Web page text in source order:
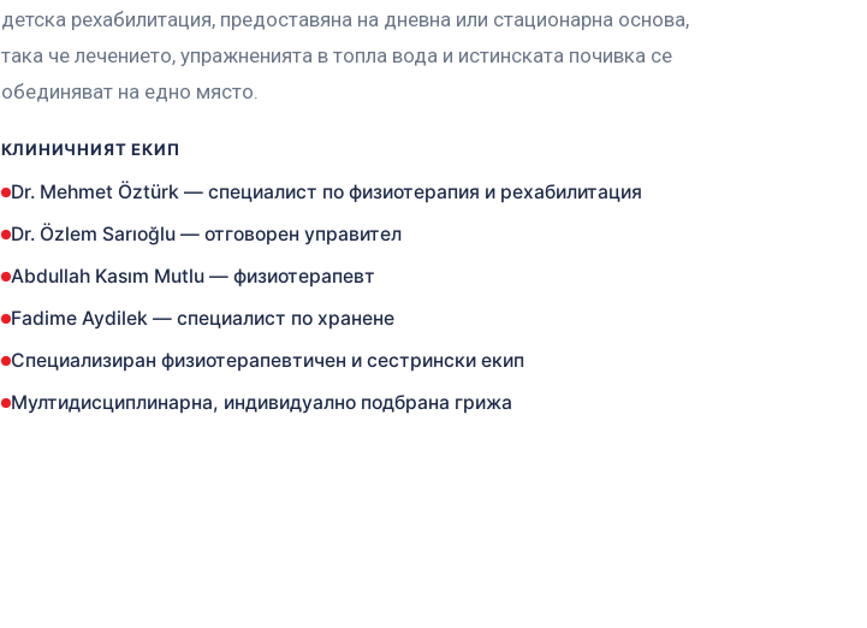
детска рехабилитация, предоставяна на дневна или стационарна основа,
така че лечението, упражненията в топла вода и истинската почивка се
обединяват на едно място.
КЛИНИЧНИЯТ ЕКИП
Dr. Mehmet Öztürk — специалист по физиотерапия и рехабилитация
Dr. Özlem Sarıoğlu — отговорен управител
Abdullah Kasım Mutlu — физиотерапевт
Fadime Aydilek — специалист по хранене
Специализиран физиотерапевтичен и сестрински екип
Мултидисциплинарна, индивидуално подбрана грижа